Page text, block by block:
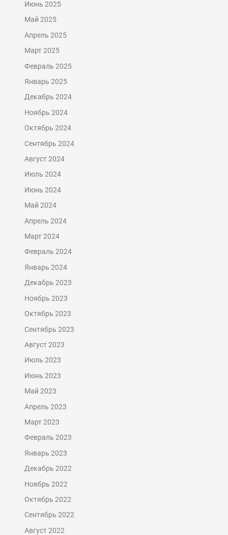
Июнь 2025
Май 2025
Апрель 2025
Март 2025
Февраль 2025
Январь 2025
Декабрь 2024
Ноябрь 2024
Октябрь 2024
Сентябрь 2024
Август 2024
Июль 2024
Июнь 2024
Май 2024
Апрель 2024
Март 2024
Февраль 2024
Январь 2024
Декабрь 2023
Ноябрь 2023
Октябрь 2023
Сентябрь 2023
Август 2023
Июль 2023
Июнь 2023
Май 2023
Апрель 2023
Март 2023
Февраль 2023
Январь 2023
Декабрь 2022
Ноябрь 2022
Октябрь 2022
Сентябрь 2022
Август 2022